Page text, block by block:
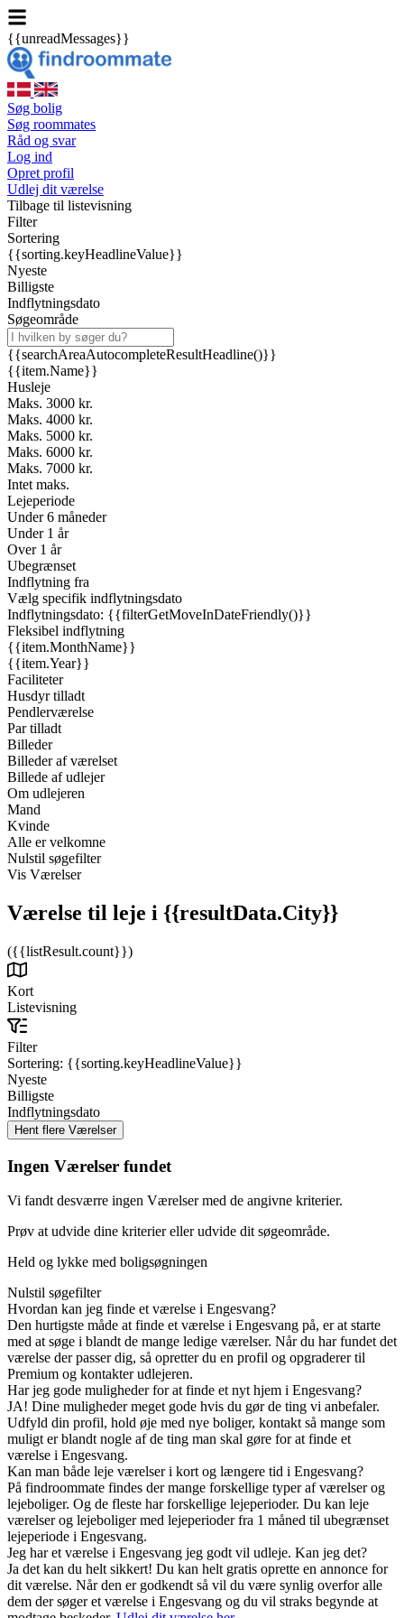
{{unreadMessages}}
Søg bolig
Søg roommates
Råd og svar
Log ind
Opret profil
Udlej dit værelse
Tilbage til listevisning
Filter
Sortering
{{sorting.keyHeadlineValue}}
Nyeste
Billigste
Indflytningsdato
Søgeområde
{{searchAreaAutocompleteResultHeadline()}}
{{item.Name}}
Husleje
Maks. 3000 kr.
Maks. 4000 kr.
Maks. 5000 kr.
Maks. 6000 kr.
Maks. 7000 kr.
Intet maks.
Lejeperiode
Under 6 måneder
Under 1 år
Over 1 år
Ubegrænset
Indflytning fra
Vælg specifik indflytningsdato
Indflytningsdato: {{filterGetMoveInDateFriendly()}}
Fleksibel indflytning
{{item.MonthName}}
{{item.Year}}
Faciliteter
Husdyr tilladt
Pendlerværelse
Par tilladt
Billeder
Billeder af værelset
Billede af udlejer
Om udlejeren
Mand
Kvinde
Alle er velkomne
Nulstil søgefilter
Vis Værelser
Værelse til leje i {{resultData.City}}
({{listResult.count}})
Kort
Listevisning
Filter
Sortering: {{sorting.keyHeadlineValue}}
Nyeste
Billigste
Indflytningsdato
Ingen Værelser fundet
Vi fandt desværre ingen Værelser med de angivne kriterier.
Prøv at udvide dine kriterier eller udvide dit søgeområde.
Held og lykke med boligsøgningen
Nulstil søgefilter
Hvordan kan jeg finde et værelse i Engesvang?
Den hurtigste måde at finde et værelse i Engesvang på, er at starte
med at søge i blandt de mange ledige værelser. Når du har fundet det
værelse der passer dig, så opretter du en profil og opgraderer til
Premium og kontakter udlejeren.
Har jeg gode muligheder for at finde et nyt hjem i Engesvang?
JA! Dine muligheder meget gode hvis du gør de ting vi anbefaler.
Udfyld din profil, hold øje med nye boliger, kontakt så mange som
muligt er blandt nogle af de ting man skal gøre for at finde et
værelse i Engesvang.
Kan man både leje værelser i kort og længere tid i Engesvang?
På findroommate findes der mange forskellige typer af værelser og
lejeboliger. Og de fleste har forskellige lejeperioder. Du kan leje
værelser og lejeboliger med lejeperioder fra 1 måned til ubegrænset
lejeperiode i Engesvang.
Jeg har et værelse i Engesvang jeg godt vil udleje. Kan jeg det?
Ja det kan du helt sikkert! Du kan helt gratis oprette en annonce for
dit værelse. Når den er godkendt så vil du være synlig overfor alle
dem der søger et værelse i Engesvang og du vil straks begynde at